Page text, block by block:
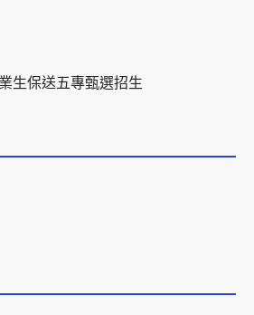
生保送五專甄選招生